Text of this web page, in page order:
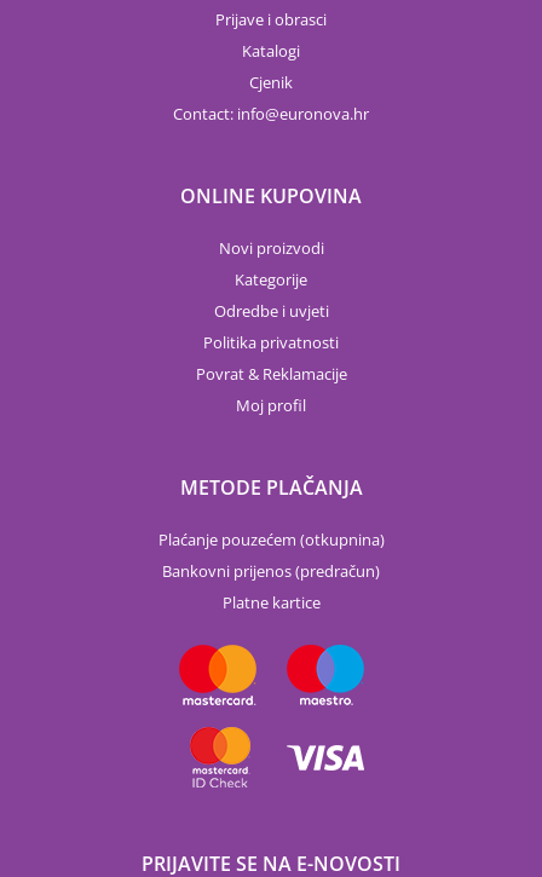
Prijave i obrasci
Katalogi
Cjenik
Contact: info euronova.hr
ONLINE KUPOVINA
Novi proizvodi
Kategorije
Odredbe i uvjeti
Politika privatnosti
Povrat & Reklamacije
Moj profil
METODE PLAČANJA
Plaćanje pouzećem (otkupnina)
Bankovni prijenos (predračun)
Platne kartice
PRIJAVITE SE NA E-NOVOSTI